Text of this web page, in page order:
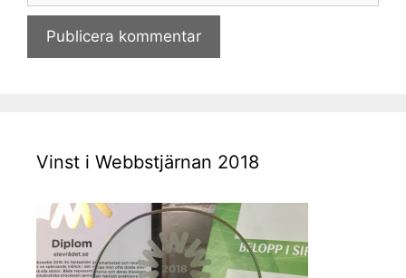
Vinst i Webbstjärnan 2018